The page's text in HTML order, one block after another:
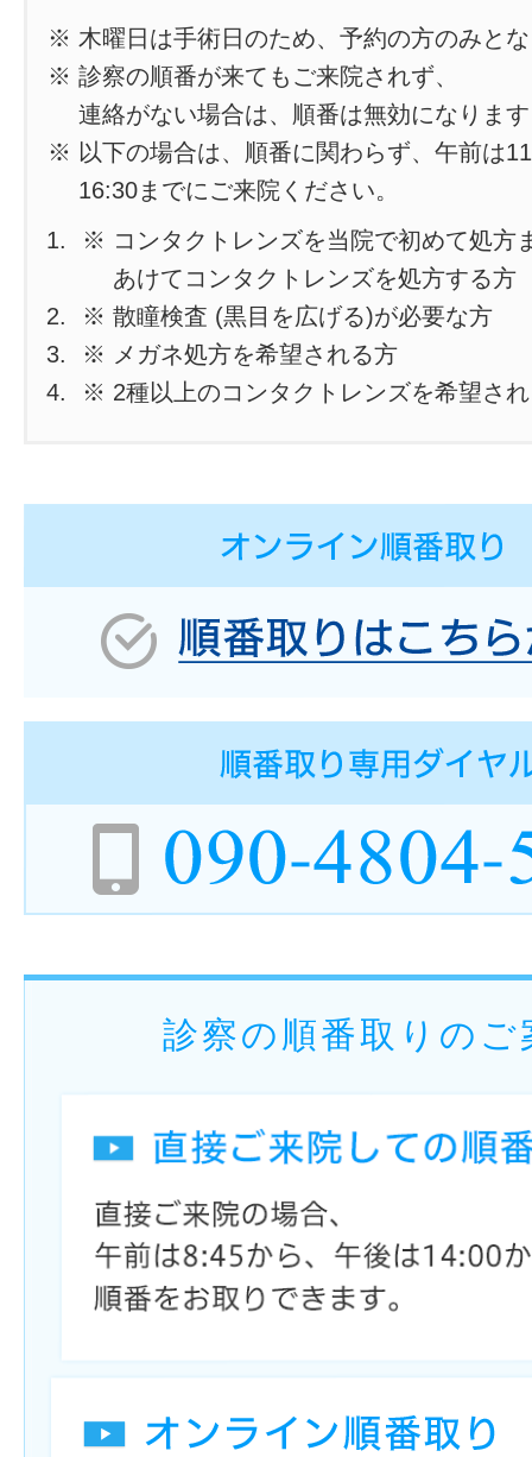
※ 木曜日は手術日のため、予約の方のみと
※ 診察の順番が来てもご来院されず、
連絡がない場合は、順番は無効になりま
※ 以下の場合は、順番に関わらず、午前は
16:30までにご来院ください。
※ コンタクトレンズを当院で初めて処方
あけてコンタクトレンズを処方する方
※ 散瞳検査 (黒目を広げる)が必要な方
※ メガネ処方を希望される方
※ 2種以上のコンタクトレンズを希望さ
診察の順番取りのご